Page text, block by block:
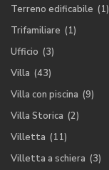
Terreno edificabile (1)
Trifamiliare (1)
Ufficio (3)
Villa (43)
Villa con piscina (9)
Villa Storica (2)
Villetta (11)
Villetta a schiera (3)